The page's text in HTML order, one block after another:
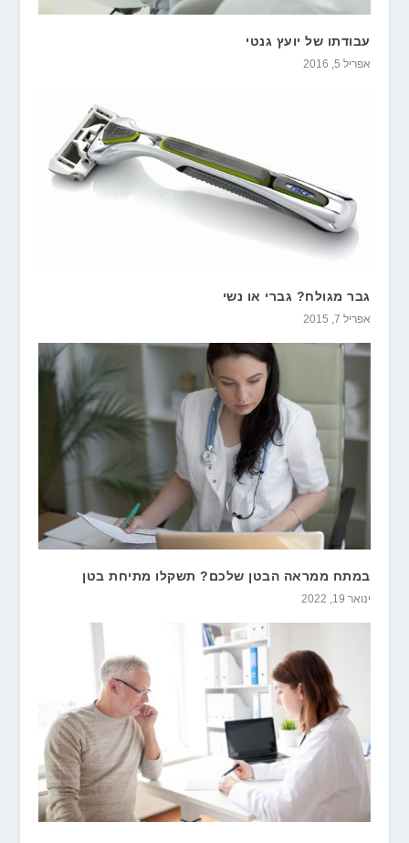
עבודתו של יועץ גנטי
אפריל 5, 2016
גבר מגולח? גברי או נשי
אפריל 7, 2015
במתח ממראה הבטן שלכם? תשקלו מתיחת בטן
ינואר 19, 2022